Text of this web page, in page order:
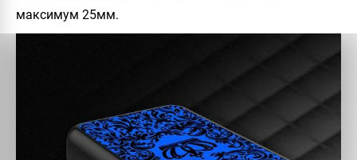
максимум 25мм.